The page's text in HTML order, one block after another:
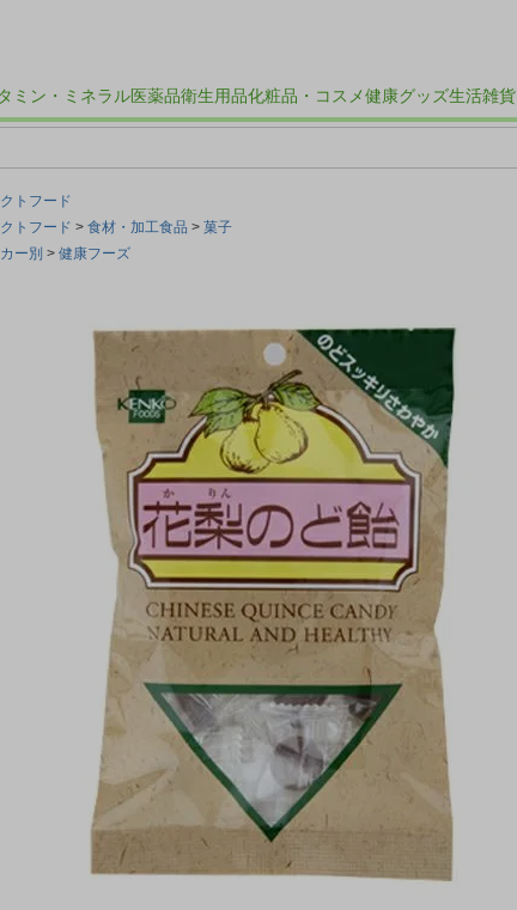
ミン・ミネラル医薬品衛生用品化粧品・コスメ健康グッズ生活雑貨
トフード
トフード 食材・加工食品
菓子
ー別 健康フーズ